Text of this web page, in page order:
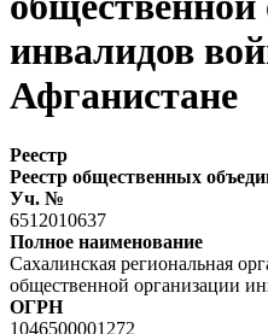
инвалидов
Афганистане
Реестр
Реестр общественных
Уч. №
6512010637
Полное наименование
Сахалинская региональная
общественной организации
ОГРН
1046500001272